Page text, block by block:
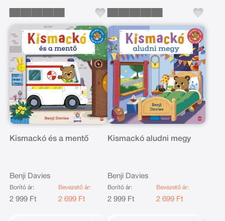
Kismackó és a mentő
Benji Davies
Borító ár:
2 999 Ft
Bevezető ár:
2 699 Ft
Kismackó aludni megy
Benji Davies
Borító ár:
2 999 Ft
Bevezető ár:
2 699 Ft